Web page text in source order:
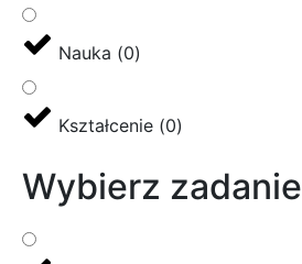
Nauka (0)
Kształcenie (0)
Wybierz zadanie